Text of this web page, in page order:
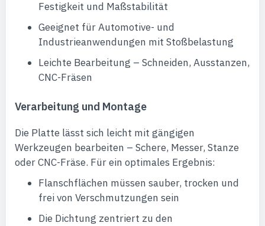
Festigkeit und Maßstabilität
Geeignet für Automotive- und
Industrieanwendungen mit Stoßbelastung
Leichte Bearbeitung – Schneiden, Ausstanzen,
CNC-Fräsen
Verarbeitung und Montage
Die Platte lässt sich leicht mit gängigen
Werkzeugen bearbeiten – Schere, Messer, Stanze
oder CNC-Fräse. Für ein optimales Ergebnis:
Flanschflächen müssen sauber, trocken und
frei von Verschmutzungen sein
Die Dichtung zentriert zu den